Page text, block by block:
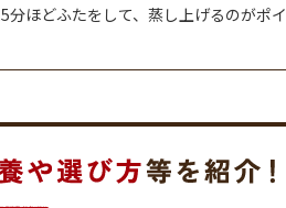
分ほどふたをして、蒸し上げるのがポイ